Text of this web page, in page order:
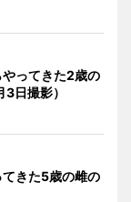
ってきた2歳の
日撮影）
きた5歳の雌の